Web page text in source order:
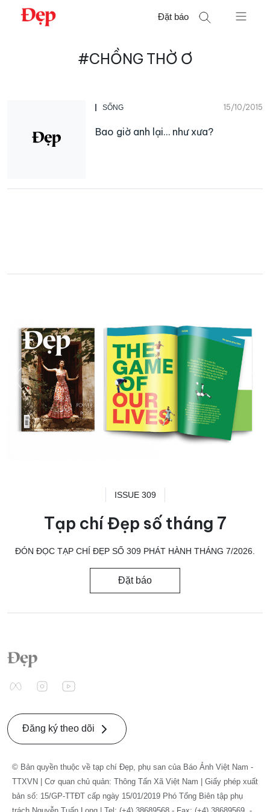
Chuyển
Đặt báo
#CHỒNG THỜ Ơ
SỐNG 15/10/2015
Bao giờ anh lại… như xưa?
ISSUE 309
Tạp chí Đẹp số tháng 7
ĐÓN ĐỌC TẠP CHÍ ĐẸP SỐ 309 PHÁT HÀNH THÁNG 7/2026.
Đặt báo
Đăng ký theo dõi
© Bản quyền thuộc về tạp chí Đẹp, phụ san của Báo Ảnh Việt Nam -
TTXVN | Cơ quan chủ quản: Thông Tấn Xã Việt Nam | Giấy phép xuất
bản số: 15/GP-TTĐT cấp ngày 15/01/2019 Phó Tổng Biên tập phụ